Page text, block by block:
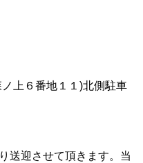
上６番地１１)北側駐車
送迎させて頂きます。当